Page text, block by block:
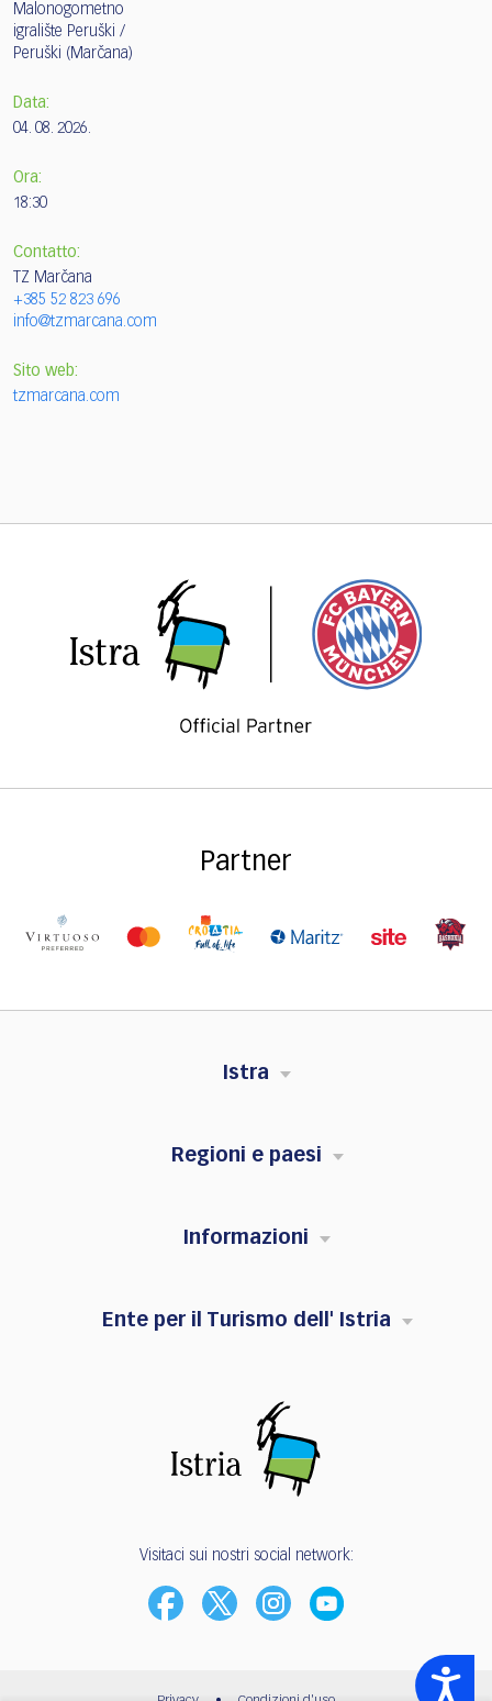
Accessibility
Malonogometno
igralište Peruški /
Peruški (Marčana)
Data:
04. 08. 2026.
Ora:
18:30
Contatto:
TZ Marčana
+385 52 823 696
info@tzmarcana.com
Sito web:
tzmarcana.com
Partner
Istra
Regioni e paesi
Informazioni
Ente per il Turismo dell' Istria
Visitaci sui nostri social network: